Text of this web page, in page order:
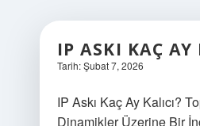
IP ASKI KAÇ AY
Tarih: Şubat 7, 2026
IP Askı Kaç Ay Kalıcı?
Dinamikler Üzerine Bir